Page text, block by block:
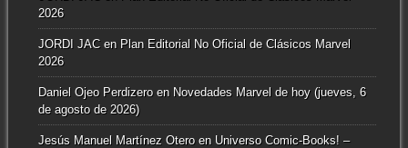
2026
JORDI JACen Plan Editorial No Oficial de Clásicos Marvel
2026
Daniel Ojeo Perdizeroen Novedades Marvel de hoy (jueves, 6
de agosto de 2026)
Jesús Manuel Martínez Oteroen Universo Comic-Books! –